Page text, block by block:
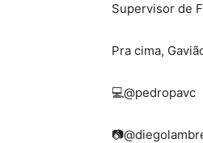
Supervisor de
Pra cima,
💻@pedropavc